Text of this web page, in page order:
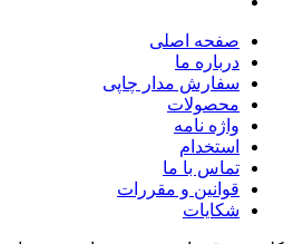
صفحه اصلی
درباره ما
سفارش مدار چاپی
محصولات
واژه نامه
استخدام
تماس با ما
قوانین و مقررات
شکایات